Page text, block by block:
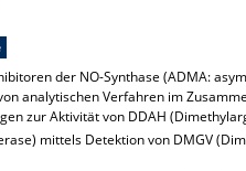
der NO-Synthase (ADMA:
analytischen Verfahren im
zur Aktivität von DDAH
mittels Detektion von DMGV